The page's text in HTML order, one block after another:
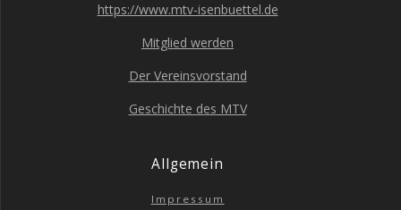
https://www.mtv-isenbuettel.de
Mit­glied werden
Der Ver­eins­vor­stand
Geschich­te des MTV
All­ge­mein
Impres­sum